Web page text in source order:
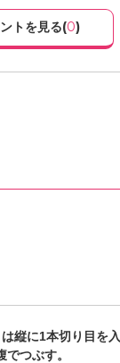
トを見る(0)
縦に1本切り目を入
つぶす。